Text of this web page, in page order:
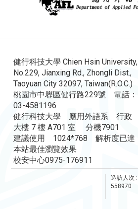
健行科技大學 Chien Hsin University,
No.229, Jianxing Rd., Zhongli Dist.,
Taoyuan City 32097, Taiwan(R.O.C.)
桃園市中壢區健行路229號 電話：
03-4581196
健行科技大學 應用外語系 行政
大樓 7 樓 A701 室 分機7901
建議使用 1024*768 解析度已達
本站最佳瀏覽效果
校安中心0975-176911
造訪人次 :
558970